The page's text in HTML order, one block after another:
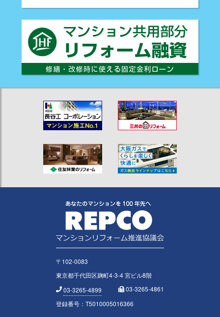
〒102-0083
東京都千代田区麹町4-3-4 宮ビル8階
03-3265-4899
03-3265-4861
登録番号：T5010005016366